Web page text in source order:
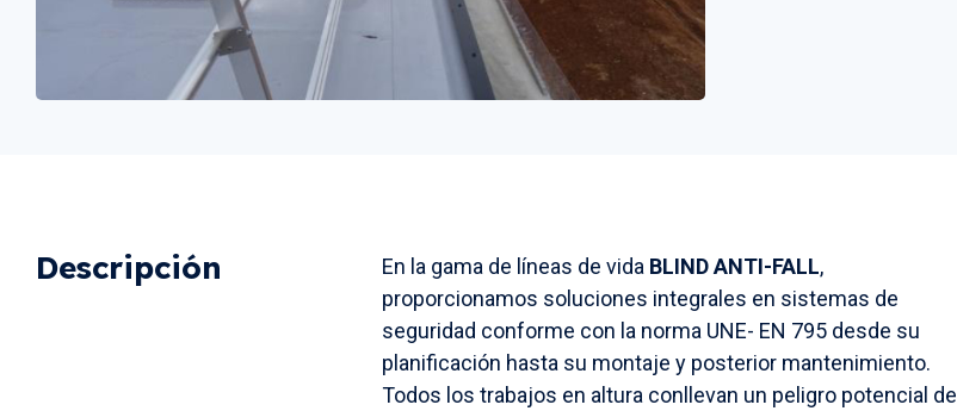
Descripción En la gama de líneas de vida BLIND ANTI-FALL,
proporcionamos soluciones integrales en sistemas de
seguridad conforme con la norma UNE- EN 795 desde su
planificación hasta su montaje y posterior mantenimiento.
Todos los trabajos en altura conllevan un peligro potencial de